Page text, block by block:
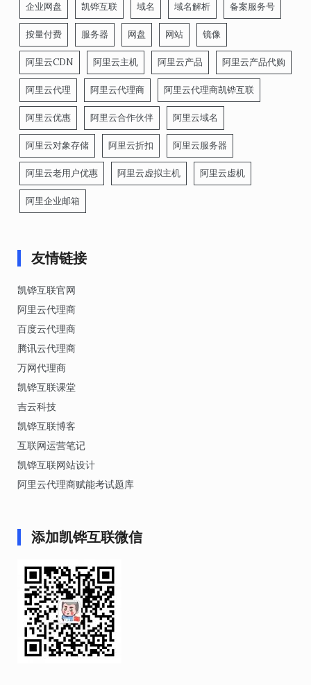
企业网盘 凯铧互联 域名 域名解析 备案服务号
按量付费 服务器 网盘 网站 镜像
阿里云CDN 阿里云主机 阿里云产品 阿里云产品代购
阿里云代理 阿里云代理商 阿里云代理商凯铧互联
阿里云优惠 阿里云合作伙伴 阿里云域名
阿里云对象存储 阿里云折扣 阿里云服务器
阿里云老用户优惠 阿里云虚拟主机 阿里云虚机
阿里企业邮箱
友情链接
凯铧互联官网
阿里云代理商
百度云代理商
腾讯云代理商
万网代理商
凯铧互联课堂
吉云科技
凯铧互联博客
互联网运营笔记
凯铧互联网站设计
阿里云代理商赋能考试题库
添加凯铧互联微信